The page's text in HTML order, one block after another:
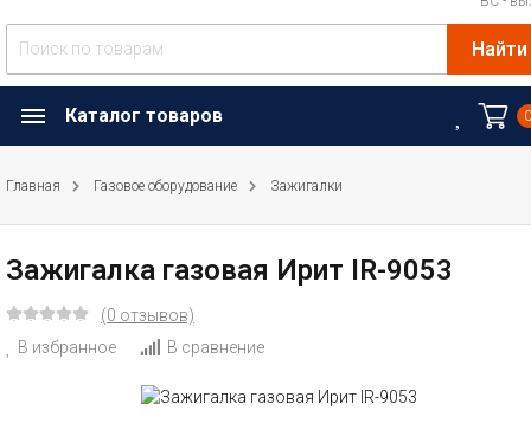
Найти
Каталог товаров
Главная Газовое оборудование Зажигалки
Зажигалка газовая Ирит IR-9053
(0 отзывов)
В избранное
В сравнение